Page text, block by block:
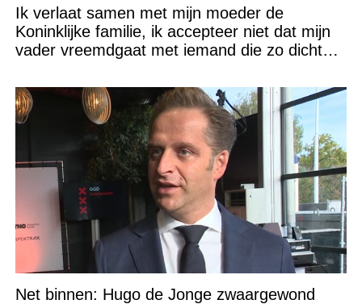
Ik verlaat samen met mijn moeder de
Koninklijke familie, ik accepteer niet dat mijn
vader vreemdgaat met iemand die zo dichtbij
Net binnen: Hugo de Jonge zwaargewond